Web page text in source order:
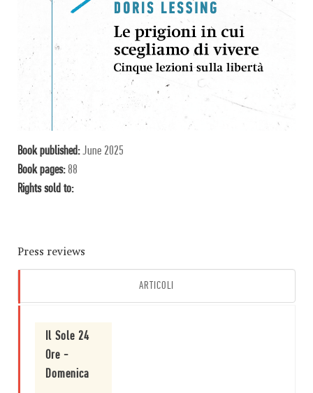
Book published:June 2025
Book pages: 88
Rights sold to:
Press reviews
ARTICOLI
Il Sole 24
Ore -
Domenica